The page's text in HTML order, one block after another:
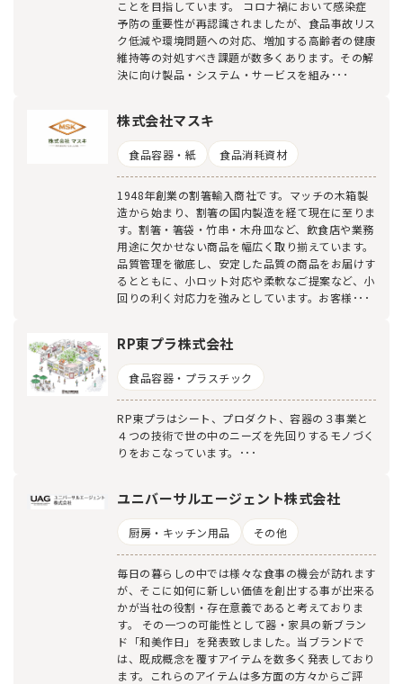
ことを目指しています。 コロナ禍において感染症
予防の重要性が再認識されましたが、食品事故リス
ク低減や環境問題への対応、増加する高齢者の健康
維持等の対処すべき課題が数多くあります。その解
決に向け製品・システム・サービスを組み･･･
株式会社マスキ
食品容器・紙 食品消耗資材
1948年創業の割箸輸入商社です。マッチの木箱製
造から始まり、割箸の国内製造を経て現在に至りま
す。割箸・箸袋・竹串・木舟皿など、飲食店や業務
用途に欠かせない商品を幅広く取り揃えています。
品質管理を徹底し、安定した品質の商品をお届けす
るとともに、小ロット対応や柔軟なご提案など、小
回りの利く対応力を強みとしています。お客様･･･
RP東プラ株式会社
食品容器・プラスチック
RP東プラはシート、プロダクト、容器の３事業と
４つの技術で世の中のニーズを先回りするモノづく
りをおこなっています。･･･
ユニバーサルエージェント株式会社
厨房・キッチン用品 その他
毎日の暮らしの中では様々な食事の機会が訪れます
が、そこに如何に新しい価値を創出する事が出来る
かが当社の役割・存在意義であると考えておりま
す。 その一つの可能性として器・家具の新ブラン
ド「和美作日」を発表致しました。当ブランドで
は、既成概念を覆すアイテムを数多く発表しており
ます。これらのアイテムは多方面の方々からご評